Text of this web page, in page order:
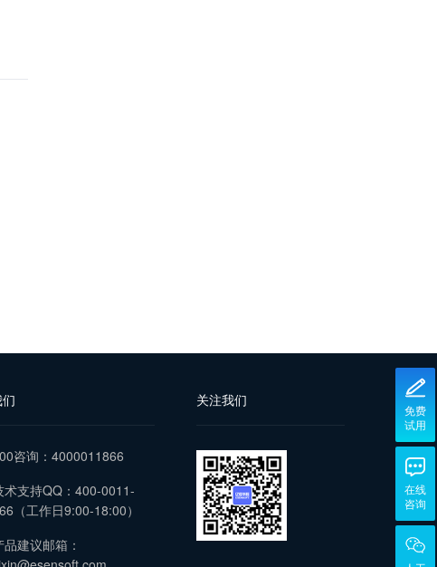
咨询：4000011866
术支持QQ：400-0011-
（工作日9:00-18:00）
品建议邮箱：
关注我们
免费
试用
在线
咨询